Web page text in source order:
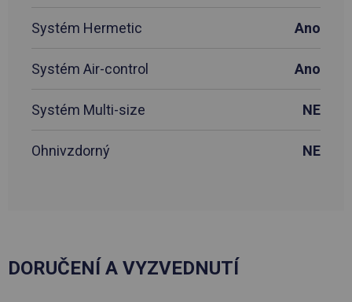
Systém Hermetic Ano
Systém Air-control Ano
Systém Multi-size NE
Ohnivzdorný NE
DORUČENÍ A VYZVEDNUTÍ